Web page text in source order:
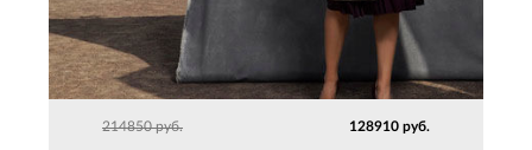
214850 руб. 128910 руб.